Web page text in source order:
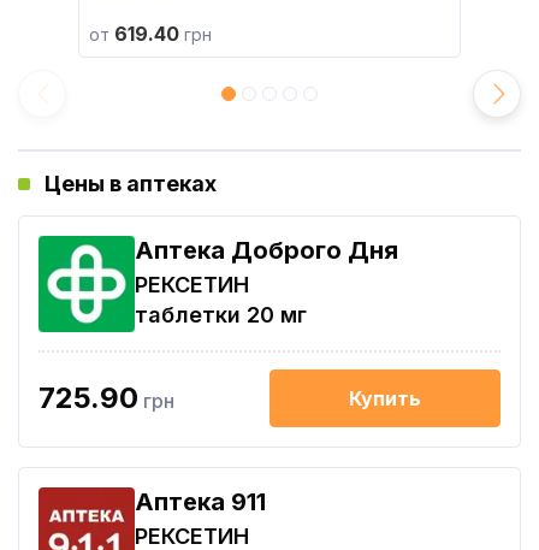
от 619.40 грн
Цены в аптеках
Аптека Доброго Дня
РЕКСЕТИН
таблетки 20 мг
725.90 грн Купить
Aптека 911
РЕКСЕТИН